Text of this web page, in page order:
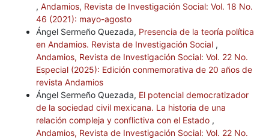
, Andamios, Revista de Investigación Social: Vol. 18 No.
46 (2021): mayo-agosto
Ángel Sermeño Quezada, Presencia de la teoría política
en Andamios. Revista de Investigación Social ,
Andamios, Revista de Investigación Social: Vol. 22 No.
Especial (2025): Edición conmemorativa de 20 años de
revista Andamios
Ángel Sermeño Quezada, El potencial democratizador
de la sociedad civil mexicana. La historia de una
relación compleja y conflictiva con el Estado ,
Andamios, Revista de Investigación Social: Vol. 22 No.